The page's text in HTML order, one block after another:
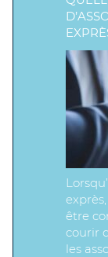
être
courir
les